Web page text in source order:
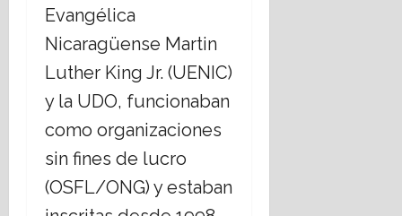
Evangélica
Nicaragüense Martin
Luther King Jr. (UENIC)
y la UDO, funcionaban
como organizaciones
sin fines de lucro
(OSFL/ONG) y estaban